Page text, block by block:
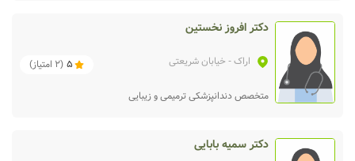
دکتر افروز نخستین
اراک- خیابان شریعتی 5
(
2 امتیاز)
متخصص دندانپزشکی ترمیمی و زیبایی
دکتر سمیه بابایی